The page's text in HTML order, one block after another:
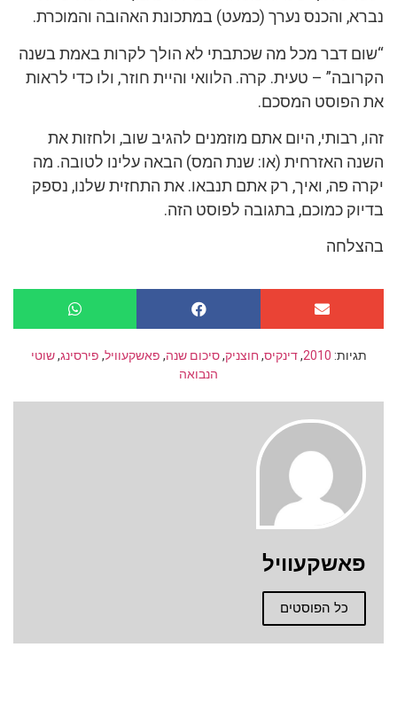
נברא, והכנס נערך (כמעט) במתכונת האהובה והמוכרת.
“שום דבר מכל מה שכתבתי לא הולך לקרות באמת בשנה
הקרובה” – טעית. קרה. הלוואי והיית חוזר, ולו כדי לראות
את הפוסט המסכם.
זהו, רבותי, היום אתם מוזמנים להגיב שוב, ולחזות את
השנה האזרחית (או: שנת המס) הבאה עלינו לטובה. מה
יקרה פה, ואיך, רק אתם תנבאו. את התחזית שלנו, נספק
בדיוק כמוכם, בתגובה לפוסט הזה.
בהצלחה
תגיות: 2010
,דינקיס, חוצניק,סיכום שנה, פאשקעוויל, פירסינג,שוטי
הנבואה
פאשקעוויל
כל הפוסטים